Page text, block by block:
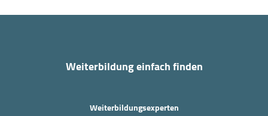
Weiterbildung einfach finden
Weiterbildungsexperten